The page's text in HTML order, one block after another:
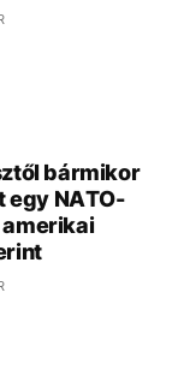
bármikor
egy NATO-